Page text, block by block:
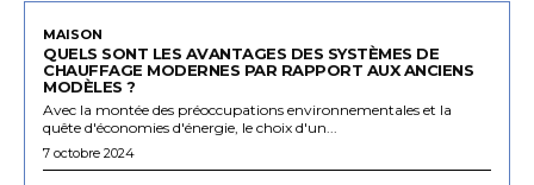
MAISON
QUELS SONT LES AVANTAGES DES SYSTÈMES DE
CHAUFFAGE MODERNES PAR RAPPORT AUX ANCIENS
MODÈLES ?
Avec la montée des préoccupations environnementales et la
quête d'économies d'énergie, le choix d'un...
7 octobre 2024